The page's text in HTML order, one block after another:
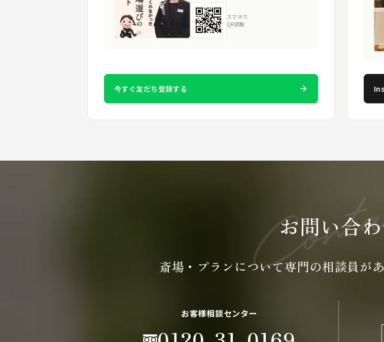
スマホで
QR読取
今すぐ友だち登録する
お問い合
斎場・プランについて専門の相談員が
お客様相談センター